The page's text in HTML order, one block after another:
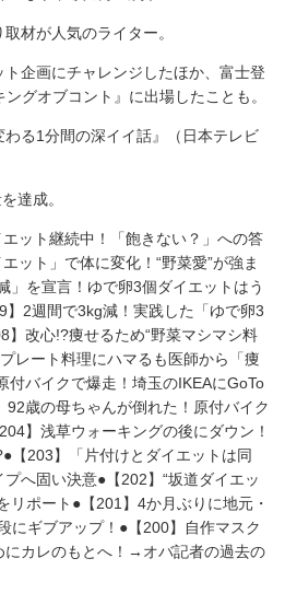
材が人気のライター。
企画にチャレンジしたほか、富士登
グオブコント』に出場したことも。
る1分間の深イイ話』（日本テレビ
達成。
ット継続中！「飽きない？」への答
ット」で体に変化！“野菜愛”が強ま
」を宣言！ゆで卵3個ダイエットはう
】2週間で3kg減！実践した「ゆで卵3
】改心!?痩せるため“野菜マシマシ料
レート料理にハマるも医師から「痩
付バイクで爆走！埼玉のIKEAにGoTo
歳の母ちゃんが倒れた！原付バイク
】浅草ウォーキングの後にダウン！
【203】「片付けとダイエットは同
へ固い決意●【202】“坂道ダイエッ
リポート●【201】4か月ぶりに地元・
にギブアップ！●【200】自作マスク
にカレのもとへ！→オバ記者の過去の